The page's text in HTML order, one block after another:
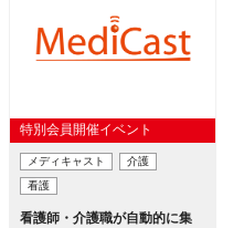
特別会員開催イベント
メディキャスト
介護
看護
看護師・介護職が自動的に集